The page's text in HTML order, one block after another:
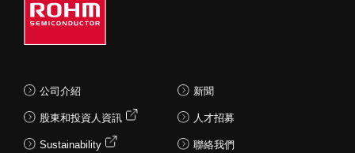
公司介紹
股東和投資人資訊
Sustainability
新聞
人才招募
聯絡我們